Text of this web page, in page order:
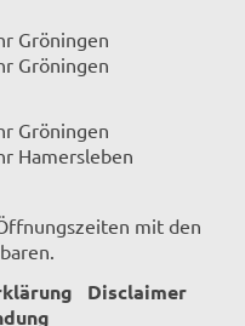
Gröningen
Gröningen
Gröningen
Hamersleben
mit den
Disclaimer